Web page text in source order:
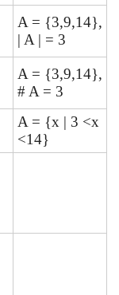
A = {3,9,14},
| A | = 3
A = {3,9,14},
# A = 3
A = {x | 3 <x
<14}